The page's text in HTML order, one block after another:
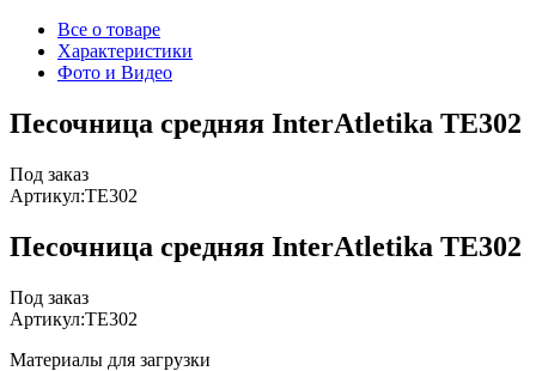
Все о товаре
Характеристики
Фото и Видео
Песочница средняя InterAtletika TE302
Под заказ
Артикул:TE302
Песочница средняя InterAtletika TE302
Под заказ
Артикул:TE302
Материалы для загрузки